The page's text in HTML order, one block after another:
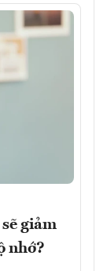
giảm
nhớ?